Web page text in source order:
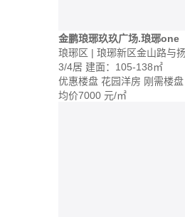
金鹏琅琊玖玖广场.琅琊one
琅琊区 | 琅琊新区金山路与
3/4居 建面：105-138㎡
优惠楼盘 花园洋房 刚需楼盘
均价7000 元/㎡